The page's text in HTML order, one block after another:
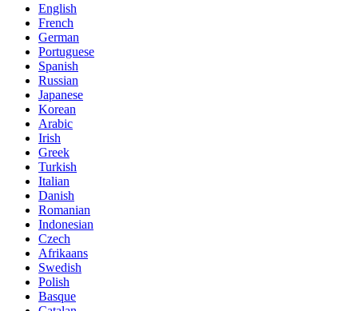
English
French
German
Portuguese
Spanish
Russian
Japanese
Korean
Arabic
Irish
Greek
Turkish
Italian
Danish
Romanian
Indonesian
Czech
Afrikaans
Swedish
Polish
Basque